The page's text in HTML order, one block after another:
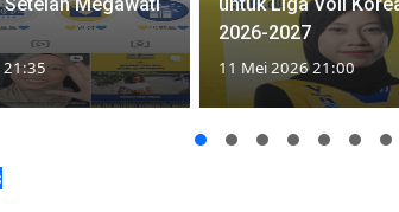
Megawati
21:35
untuk Liga Voli
2026-2027
11 Mei 2026 21:00